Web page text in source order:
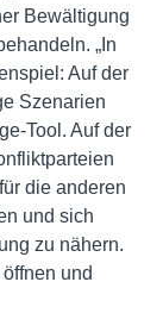
Bewältigung
„In
Auf der
Szenarien
Tool. Auf der
die anderen
und sich
zu nähern.
und